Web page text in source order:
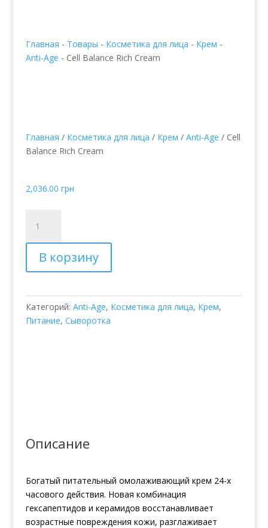
Главная - Товары - Косметика для лица - Крем -
Anti-Age - Cell Balance Rich Cream
Главная / Косметика для лица / Крем / Anti-Age / Cell
Balance Rich Cream
2,036.00 грн
товара
Cell
Balance
Rich
В корзину
Категорий: Anti-Age, Косметика для лица, Крем,
Питание, Сыворотка
Описание
Богатый питательный омолаживающий крем 24-х
часового действия. Новая комбинация
гексапептидов и керамидов восстанавливает
возрастные повреждения кожи, разглаживает